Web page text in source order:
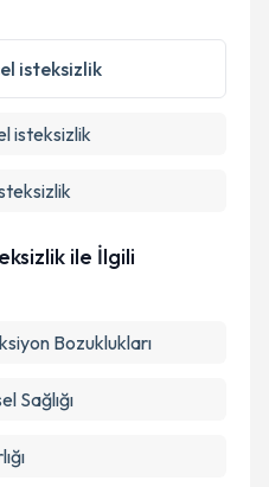
ilişkin
verilerimin belirtilen
Gönder
isteksizlik
isteksizlik
ile İlgili
Bozuklukları
Sağlığı